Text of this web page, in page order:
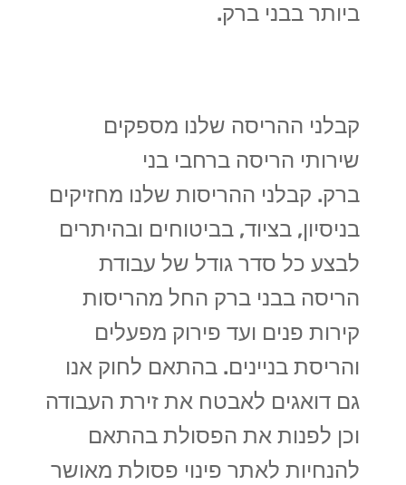
ביותר בבני ברק.
קבלני ההריסה שלנו מספקים
שירותי הריסה ברחבי בני
ברק. קבלני ההריסות שלנו מחזיקים
בניסיון, בציוד, בביטוחים ובהיתרים
לבצע כל סדר גודל של עבודת
הריסה בבני ברק החל מהריסות
קירות פנים ועד פירוק מפעלים
והריסת בניינים. בהתאם לחוק אנו
גם דואגים לאבטח את זירת העבודה
וכן לפנות את הפסולת בהתאם
להנחיות לאתר פינוי פסולת מאושר